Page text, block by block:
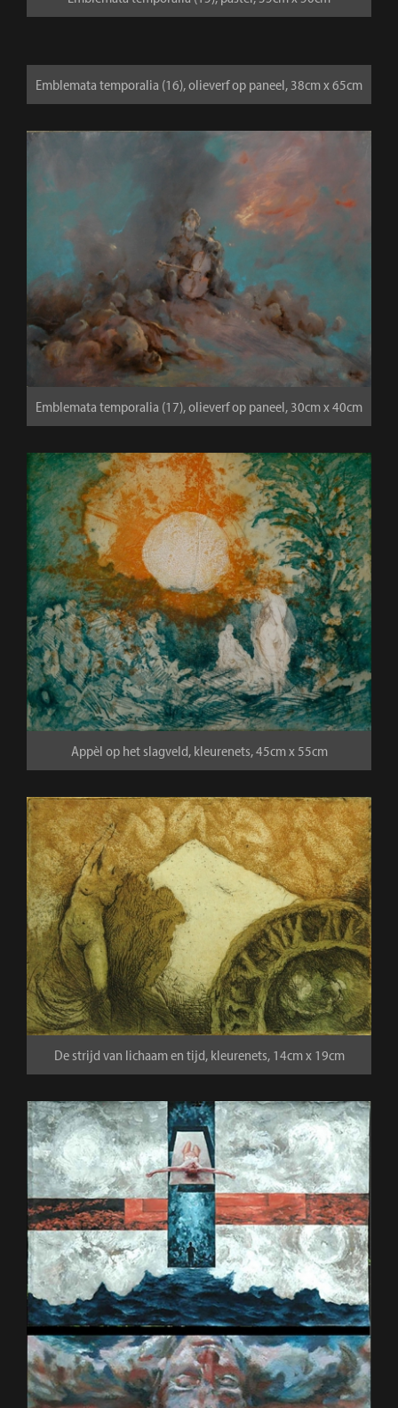
Emblemata temporalia (16), olieverf op paneel, 38cm x 65cm
Emblemata temporalia (17), olieverf op paneel, 30cm x 40cm
Appèl op het slagveld, kleurenets, 45cm x 55cm
De strijd van lichaam en tijd, kleurenets, 14cm x 19cm